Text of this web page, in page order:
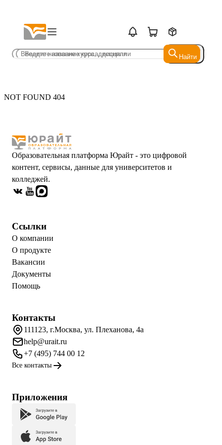
Найти
Найти
NOT FOUND 404
Образовательная платформа Юрайт - это цифровой
контент, сервисы, данные для университетов и
колледжей.
Ссылки
О компании
О продукте
Вакансии
Документы
Помощь
Контакты
111123, г.Москва, ул. Плеханова, 4а
help@urait.ru
+7 (495) 744 00 12
Все контакты
Приложения